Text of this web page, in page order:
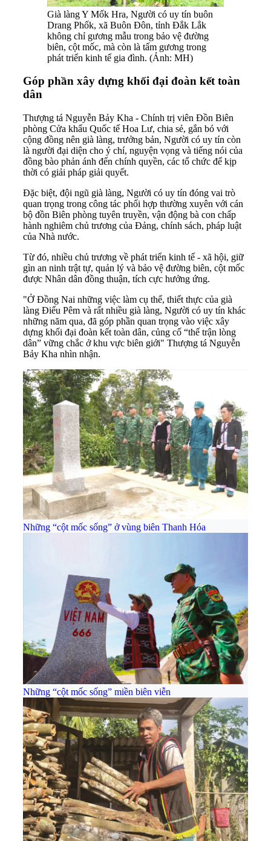
Già làng Y Mốk Hra, Người có uy tín buôn
Drang Phốk, xã Buôn Đôn, tỉnh Đắk Lắk
không chỉ gương mẫu trong bảo vệ đường
biên, cột mốc, mà còn là tấm gương trong
phát triển kinh tế gia đình. (Ảnh: MH)
Góp phần xây dựng khối đại đoàn kết toàn
dân
Thượng tá Nguyễn Bảy Kha - Chính trị viên Đồn Biên
phòng Cửa khẩu Quốc tế Hoa Lư, chia sẻ, gắn bó với
cộng đồng nên già làng, trưởng bản, Người có uy tín còn
là người đại diện cho ý chí, nguyện vọng và tiếng nói của
đồng bào phản ánh đến chính quyền, các tổ chức để kịp
thời có giải pháp giải quyết.
Đặc biệt, đội ngũ già làng, Người có uy tín đóng vai trò
quan trọng trong công tác phối hợp thường xuyên với cán
bộ đồn Biên phòng tuyên truyền, vận động bà con chấp
hành nghiêm chủ trương của Đảng, chính sách, pháp luật
của Nhà nước.
Từ đó, nhiều chủ trương về phát triển kinh tế - xã hội, giữ
gìn an ninh trật tự, quản lý và bảo vệ đường biên, cột mốc
được Nhân dân đồng thuận, tích cực hưởng ứng.
"Ở Đồng Nai những việc làm cụ thể, thiết thực của già
làng Điểu Pêm và rất nhiều già làng, Người có uy tín khác
những năm qua, đã góp phần quan trọng vào việc xây
dựng khối đại đoàn kết toàn dân, củng cố “thế trận lòng
dân” vững chắc ở khu vực biên giới" Thượng tá Nguyễn
Bảy Kha nhìn nhận.
Những “cột mốc sống” ở vùng biên Thanh Hóa
Những “cột mốc sống” miền biên viễn